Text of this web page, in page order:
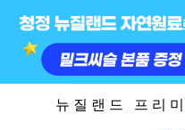
뉴 질 랜 드 프 리